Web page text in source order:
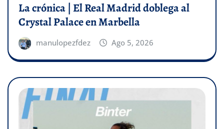
La crónica | El Real Madrid doblega al
Crystal Palace en Marbella
manulopezfdez Ago 5, 2026